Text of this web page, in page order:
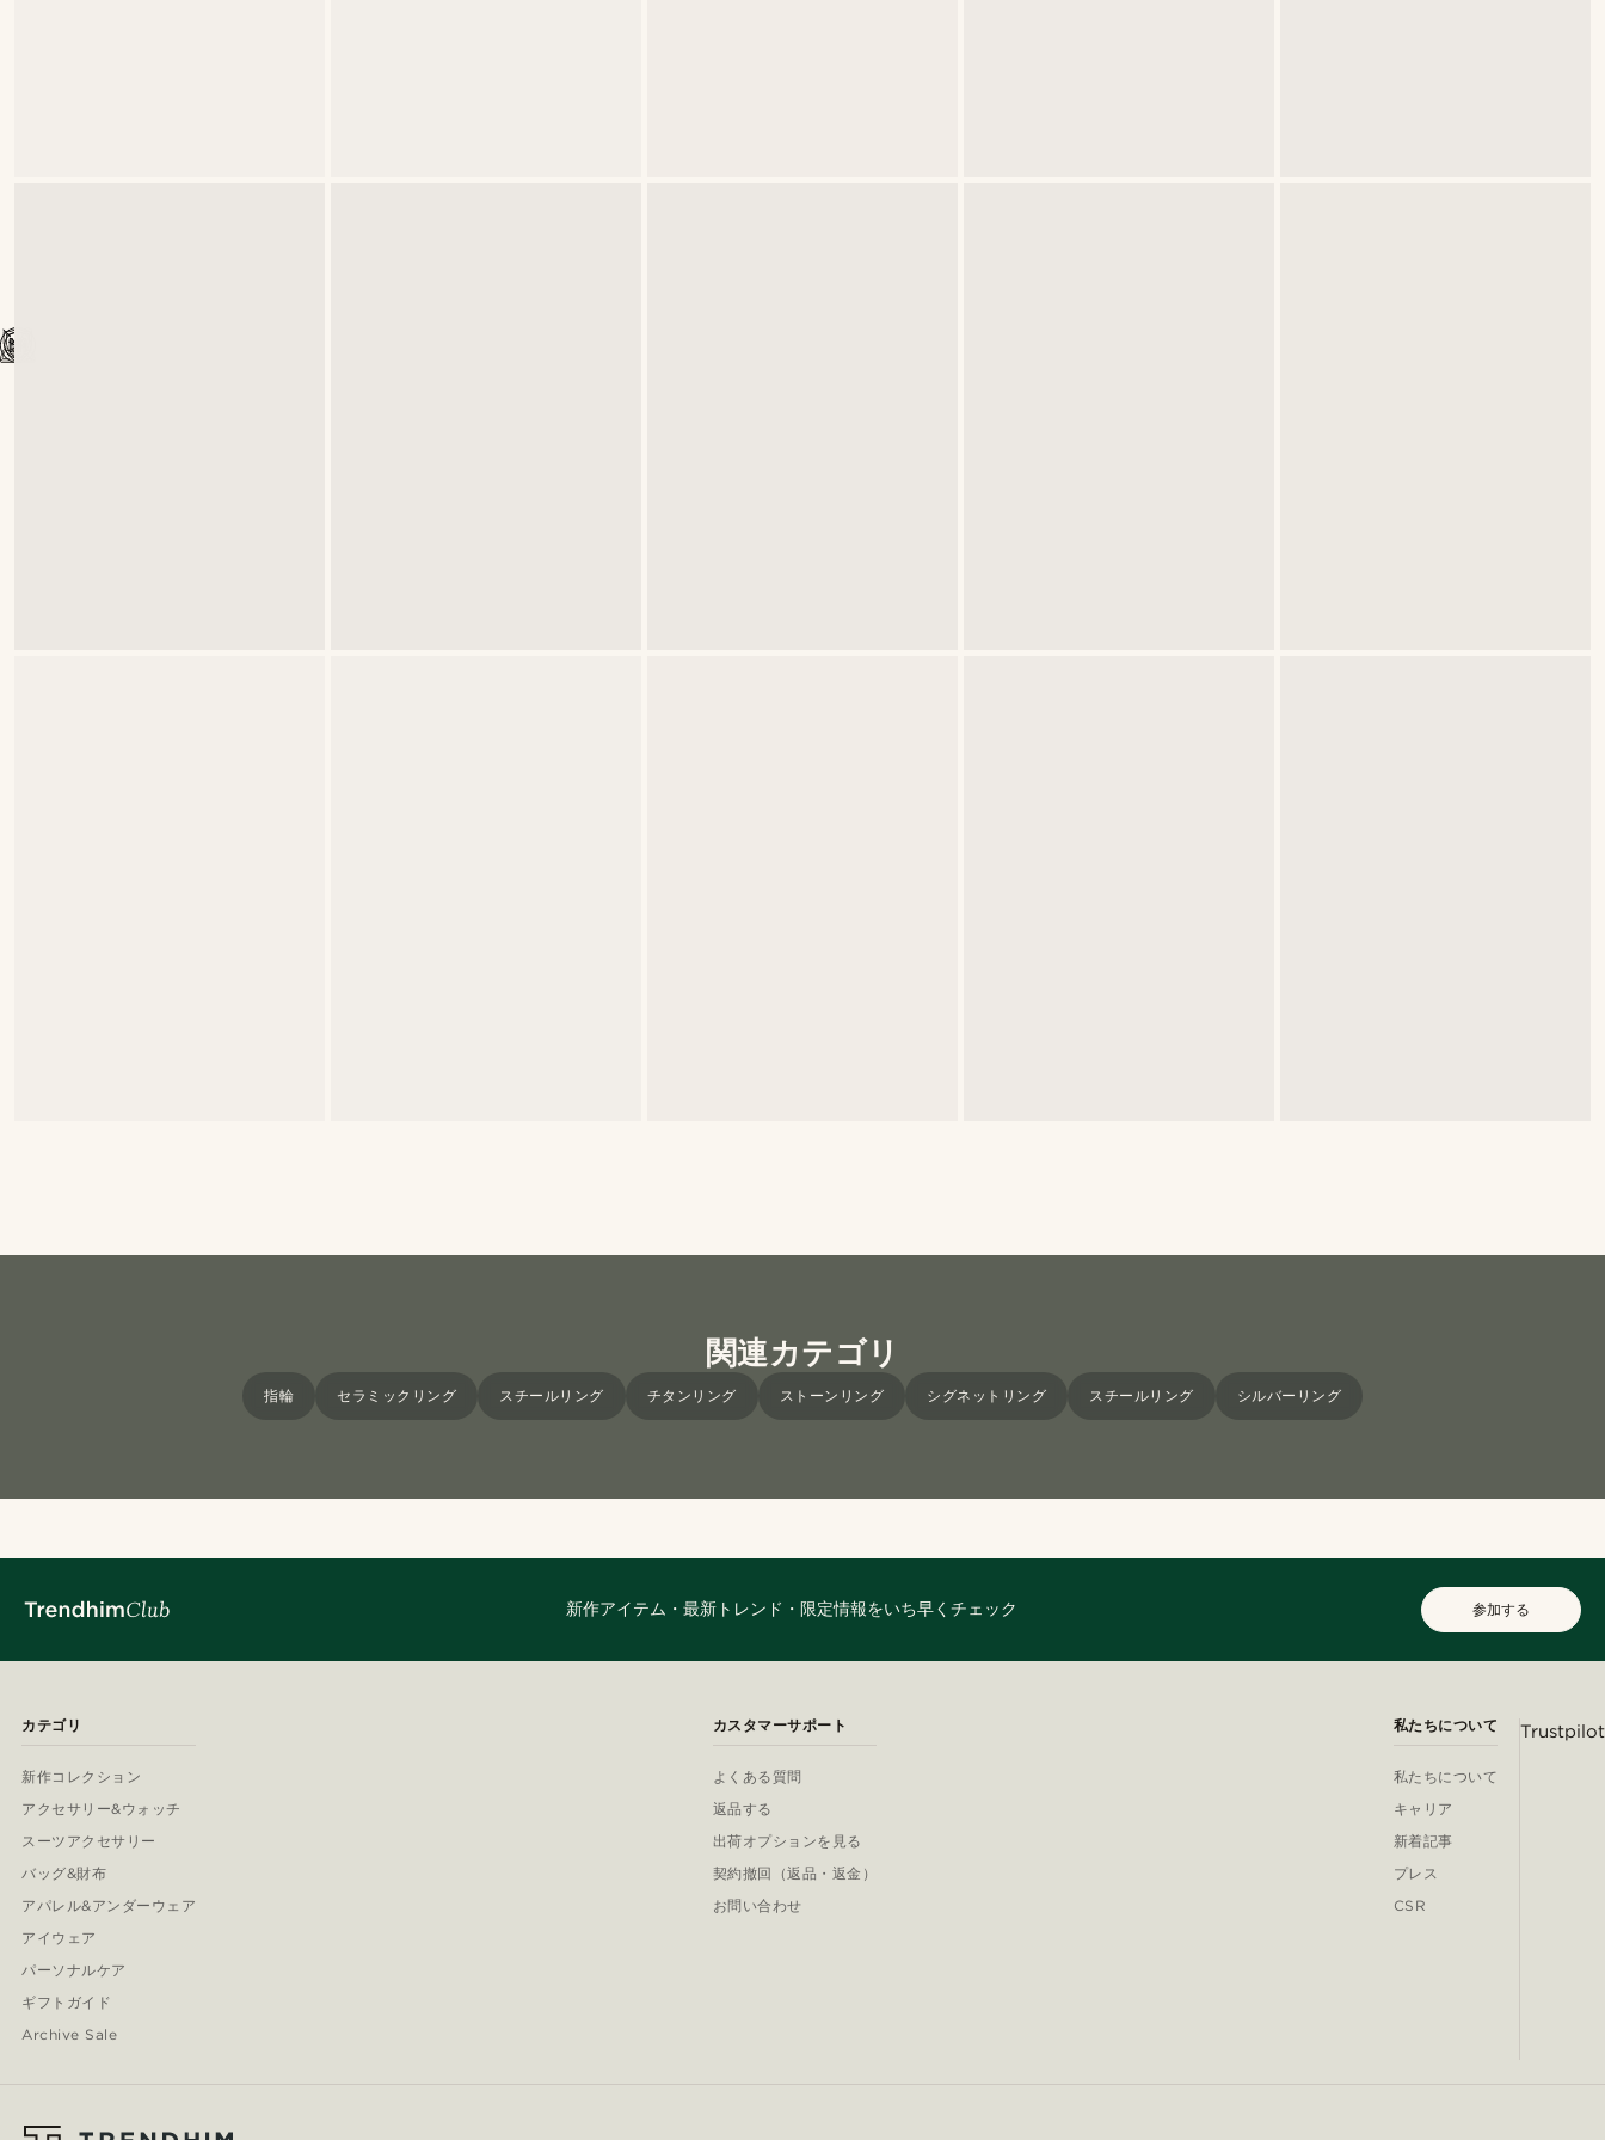
関連カテゴリ
指輪 セラミックリング スチールリング チタンリング ストーンリング シグネットリング スチールリング シルバーリング
新作アイテム・最新トレンド・限定情報をいち早くチェック 参加する
カテゴリ
新作コレクション
アクセサリー&ウォッチ
スーツアクセサリー
バッグ&財布
アパレル&アンダーウェア
アイウェア
パーソナルケア
ギフトガイド
Archive Sale
カスタマーサポート
よくある質問
返品する
出荷オプションを見る
契約撤回（返品・返金）
お問い合わせ
私たちについて
私たちについて
キャリア
新着記事
プレス
CSR
Trustpilot